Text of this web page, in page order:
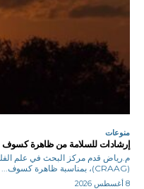
منوعات
إرشادات للسلامة من ظاهرة كسوف
م.رياض قدم مركز البحث في علم
(CRAAG)، بمناسبة ظاهرة كسوف...
8 أغسطس 2026